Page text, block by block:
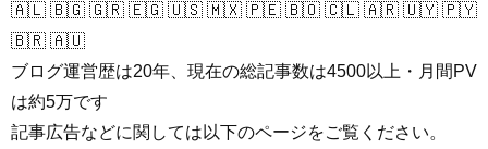
🇦🇱 🇧🇬 🇬🇷 🇪🇬 🇺🇸 🇲🇽 🇵🇪 🇧🇴 🇨🇱 🇦🇷 🇺🇾 🇵🇾
🇧🇷 🇦🇺
ブログ運営歴は20年、現在の総記事数は4500以上・月間PV
は約5万です
記事広告などに関しては以下のページをご覧ください。